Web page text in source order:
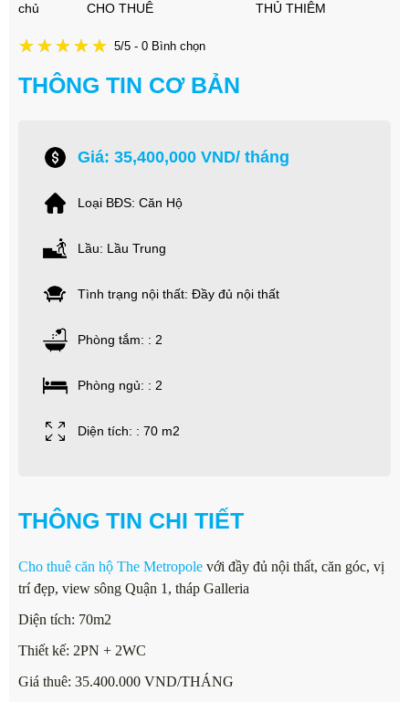
chủ
CHO THUÊ
THỦ THIÊM
5/5 - 0 Bình chọn
THÔNG TIN CƠ BẢN
Giá: 35,400,000 VND/ tháng
Loại BĐS: Căn Hộ
Lầu: Lầu Trung
Tình trạng nội thất: Đầy đủ nội thất
Phòng tắm: : 2
Phòng ngủ: : 2
Diện tích: : 70 m2
THÔNG TIN CHI TIẾT
Cho thuê căn hộ The Metropole với đầy đủ nội thất, căn góc, vị
trí đẹp, view sông Quận 1, tháp Galleria
Diện tích: 70m2
Thiết kế: 2PN + 2WC
Giá thuê: 35.400.000 VND/THÁNG